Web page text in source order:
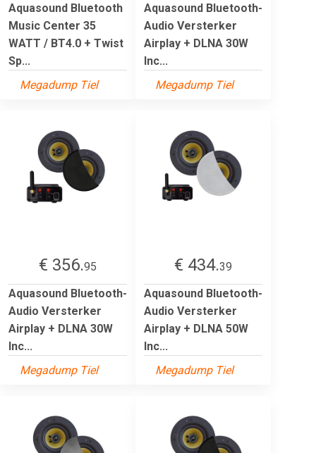
Aquasound Bluetooth
Music Center 35
WATT / BT4.0 + Twist
Sp...
Megadump Tiel
Aquasound Bluetooth-
Audio Versterker
Airplay + DLNA 30W
Inc...
Megadump Tiel
€ 356.95
Aquasound Bluetooth-
Audio Versterker
Airplay + DLNA 30W
Inc...
Megadump Tiel
€ 434.39
Aquasound Bluetooth-
Audio Versterker
Airplay + DLNA 50W
Inc...
Megadump Tiel